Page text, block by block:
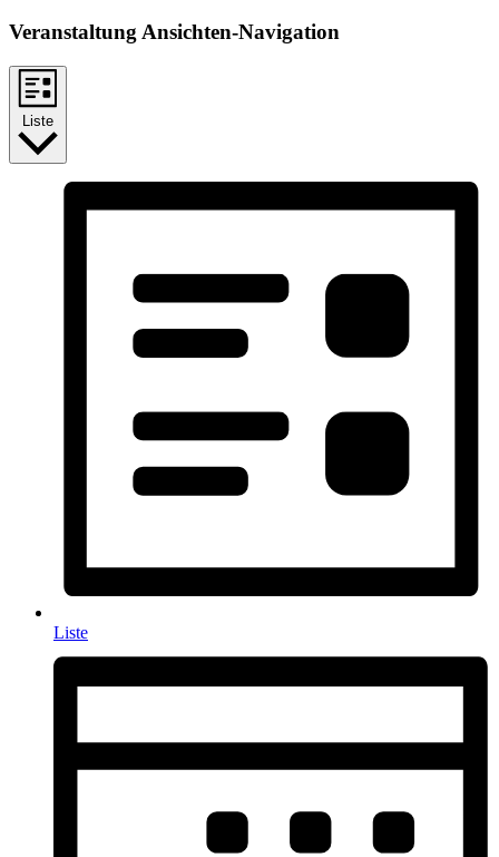
Veranstaltung Ansichten-Navigation
Liste
Liste